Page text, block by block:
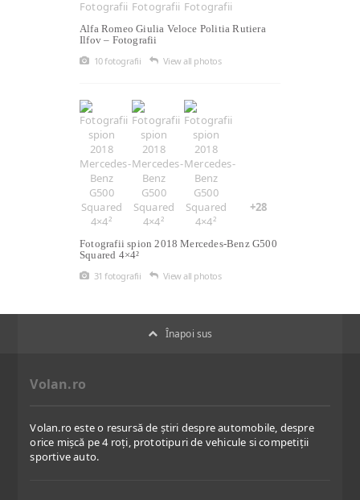
Alfa Romeo Giulia Veloce Politia Rutiera
Ilfov – Fotografii
10 fotografii
View all photos
+28
Fotografii spion 2018 Mercedes-Benz G500
Squared 4×4²
31 fotografii
View all photos
Înapoi sus
Volan.ro
Volan.ro este o resursă de știri despre automobile, despre
orice mișcă pe 4 roți, prototipuri de vehicule si competiții
sportive auto.